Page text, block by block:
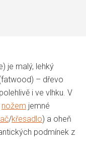
je malý, lehký
– dřevo
i ve vlhku. V
nožem jemné
/křesadlo) a oheň
podmínek z